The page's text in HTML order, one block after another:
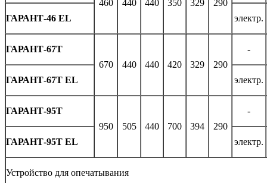
460
440 440 350 329 290
ГАРАНТ-46 EL электр.
ГАРАНТ-67T
670
440 440 420 329 290
-
ГАРАНТ-67T EL электр.
ГАРАНТ-95T
950
505 440 700 394 290
-
ГАРАНТ-95T EL электр.
Устройство для опечатывания